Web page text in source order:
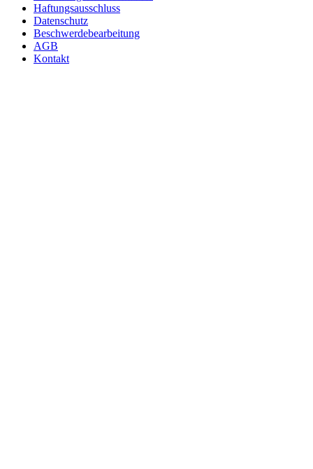
Haftungsausschluss
Datenschutz
Beschwerdebearbeitung
AGB
Kontakt